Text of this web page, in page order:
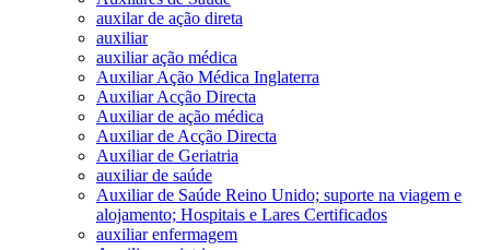
auxilar de ação direta
auxiliar
auxiliar ação médica
Auxiliar Ação Médica Inglaterra
Auxiliar Acção Directa
Auxiliar de ação médica
Auxiliar de Acção Directa
Auxiliar de Geriatria
auxiliar de saúde
Auxiliar de Saúde Reino Unido; suporte na viagem e
alojamento; Hospitais e Lares Certificados
auxiliar enfermagem